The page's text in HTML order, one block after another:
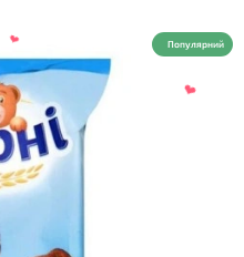
Популярний